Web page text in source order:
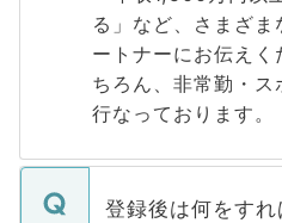
る」など、さまざ
ートナーにお伝えく
ちろん、非常勤・ス
行なっております。
登録後は何をす